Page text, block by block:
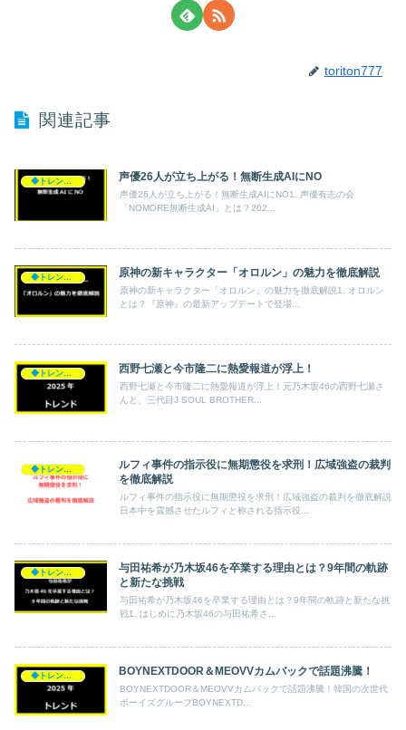
toriton777
関連記事
声優26人が立ち上がる！無断生成AIにNO
声優26人が立ち上がる！無断生成AIにNO1. 声優有志の会
「NOMORE無断生成AI」とは？202...
◆トレンド◆ 原神の新キャラクター「オロルン」の魅力を徹底解説
原神の新キャラクター「オロルン」の魅力を徹底解説1. オロルン
とは？『原神』の最新アップデートで登場...
◆トレンド◆ 西野七瀬と今市隆二に熱愛報道が浮上！
西野七瀬と今市隆二に熱愛報道が浮上！元乃木坂46の西野七瀬さ
んと、三代目J SOUL BROTHER...
◆トレンド◆
ルフィ事件の指示役に無期懲役を求刑！広域強盗の裁判
を徹底解説
ルフィ事件の指示役に無期懲役を求刑！広域強盗の裁判を徹底解説
日本中を震撼させたルフィと称される指示役...
◆トレンド◆
与田祐希が乃木坂46を卒業する理由とは？9年間の軌跡
と新たな挑戦
与田祐希が乃木坂46を卒業する理由とは？9年間の軌跡と新たな挑
戦1. はじめに乃木坂46の与田祐希さ...
◆トレンド◆ BOYNEXTDOOR＆MEOVVカムバックで話題沸騰！
BOYNEXTDOOR＆MEOVVカムバックで話題沸騰！韓国の次世代
ボーイズグループBOYNEXTD...